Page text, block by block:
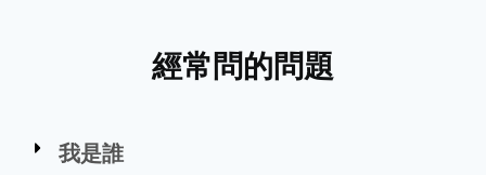
經常問的問題
我是誰